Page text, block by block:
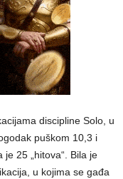
discipline Solo, u
puškom 10,3 i
25 „hitova“. Bila je
u kojima se gađa